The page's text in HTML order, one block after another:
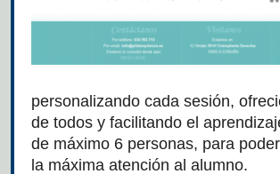
personalizando cada sesión,
de todos y facilitando el
de máximo 6 personas, para
la máxima atención al alumno.